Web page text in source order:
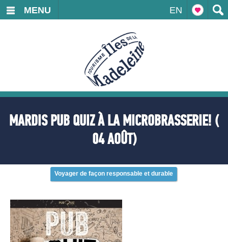
EN
MENU
MARDIS PUB QUIZ À LA MICROBRASSERIE! (
04 AOÛT)
Voyager de façon responsable et durable